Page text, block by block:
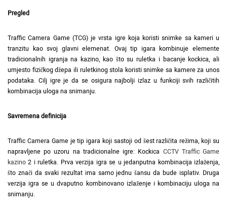
Pregled
Traffic Camera Game (TCG) je vrsta igre koja koristi snimke sa kameri u
tranzitu kao svoj glavni elemenat. Ovaj tip igara kombinuje elemente
tradicionalnih igranja na kazino, kao što su ruletka i bacanje kockica, ali
umjesto fizičkog džepa ili ruletkinog stola koristi snimke sa kamere za unos
podataka. Cilj igre je da se osigura najbolji izlaz u funkciji svih različitih
kombinacija uloga na snimanju.
Savremena definicija
Traffic Camera Game je tip igara koji sastoji od šest različita režima, koji su
napravljene po uzoru na tradicionalne igre: Kockica CCTV Traffic Game
kazino 2 i ruletka. Prva verzija igra se u jedanputna kombinacija izlaženja,
što znači da svaki rezultat ima samo jednu šansu da bude isplativ. Druga
verzija igra se u dvaputno kombinovano izlaženje i kombinaciju uloga na
snimanju.